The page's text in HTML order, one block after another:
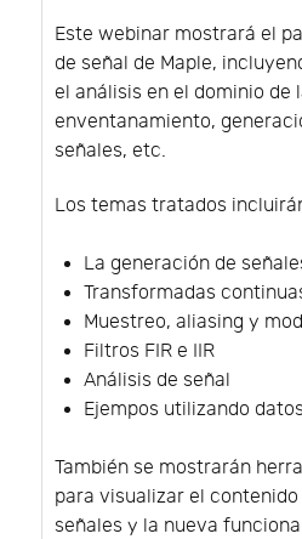
Este webinar mostrará el
de señal de Maple,
el análisis en el dominio de
enventanamiento,
señales, etc.
Los temas tratados
La generación de
Transformadas
Muestreo, aliasing y
Filtros FIR e IIR
Análisis de señal
Ejempos utilizando
También se mostrarán
para visualizar el
señales y la nueva